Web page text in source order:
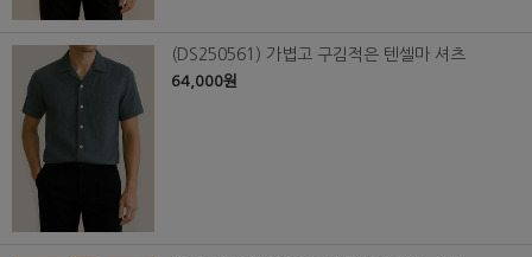
(DS250561) 가볍고 구김적은 텐셀마 셔츠
64,000원